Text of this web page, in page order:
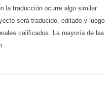
la traducción ocurre algo similar.
será traducido, editado y luego
calificados. La mayoría de las